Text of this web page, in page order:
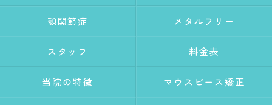
顎関節症 メタルフリー
スタッフ 料金表
当院の特徴 マウスピース矯正